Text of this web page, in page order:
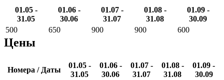
01.05 -
31.05
01.06 -
30.06
01.07 -
31.07
01.08 -
31.08
01.09 -
30.09
500
650 900 900 600
Цены
Номера / Даты
01.05 -
31.05
01.06 -
30.06
01.07 -
31.07
01.08 -
31.08
01.09 -
30.09